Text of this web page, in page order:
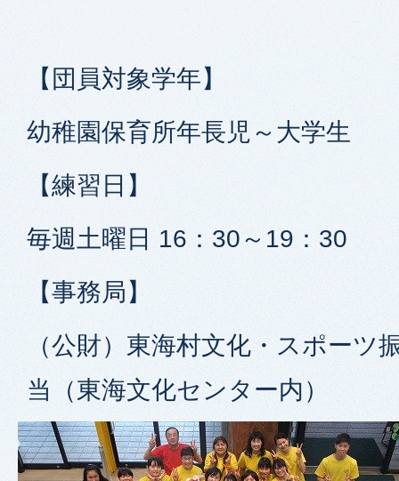
【団員対象学年】
幼稚園保育所年長児～大学生
【練習日】
毎週土曜日 16：30～19：30
【事務局】
（公財）東海村文化・スポーツ
当（東海文化センター内）